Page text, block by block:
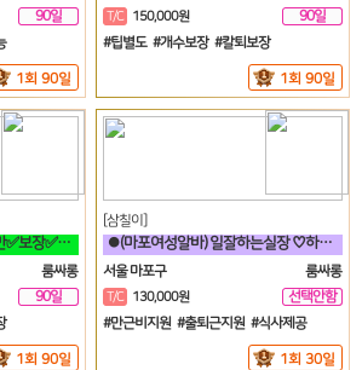
90일
1회 90일
T/C 150,000원
90일
#팁별도 #개수보장 #칼퇴보장
1회 90일
✅송파✅대형클럽✅TC15만✅보장✅최소5개✅송파✅방이✅잠실✅석촌✅강남✅역삼
룸싸롱
90일
1회 90일
[삼칠이]
⏺(마포여성알바) 일잘하는실장 ♡하루50이상♡90분♡당일지급♡훈훈⏺
서울 마포구
룸싸롱
T/C 130,000원
선택안함
일
#만근비지원 #출퇴근지원 #식사제공
1회 30일